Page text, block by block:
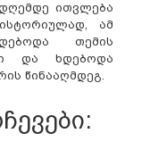
ითვლება
ამ
თემის
და ხდებოდა
წინააღმდეგ.